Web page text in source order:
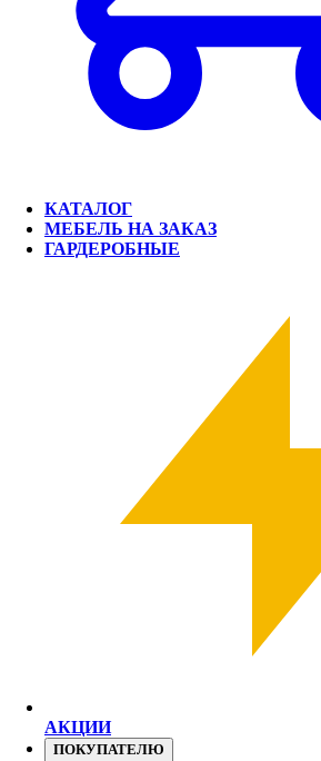
КАТАЛОГ
МЕБЕЛЬ НА ЗАКАЗ
ГАРДЕРОБНЫЕ
АКЦИИ
ПОКУПАТЕЛЮ